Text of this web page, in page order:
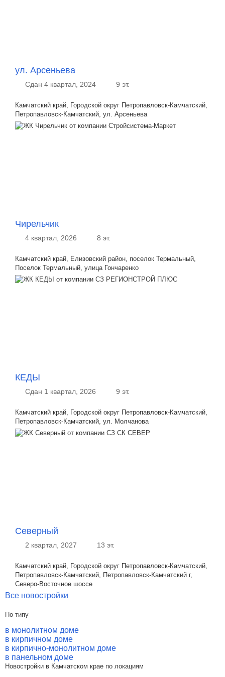
ул. Арсеньева
Сдан 4 квартал, 2024 9 эт.
Камчатский край, Городской округ Петропавловск-Камчатский,
Петропавловск-Камчатский, ул. Арсеньева
Чирельчик
4 квартал, 2026 8 эт.
Камчатский край, Елизовский район, поселок Термальный,
Поселок Термальный, улица Гончаренко
КЕДЫ
Сдан 1 квартал, 2026 9 эт.
Камчатский край, Городской округ Петропавловск-Камчатский,
Петропавловск-Камчатский, ул. Молчанова
Северный
2 квартал, 2027 13 эт.
Камчатский край, Городской округ Петропавловск-Камчатский,
Петропавловск-Камчатский, Петропавловск-Камчатский г,
Северо-Восточное шоссе
Все новостройки
По типу
в монолитном доме
в кирпичном доме
в кирпично-монолитном доме
в панельном доме
Новостройки в Камчатском крае по локациям